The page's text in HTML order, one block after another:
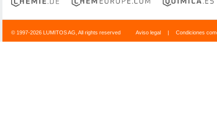
© 1997-2026 LUMITOS AG, All rights reserved Aviso legal | Condiciones